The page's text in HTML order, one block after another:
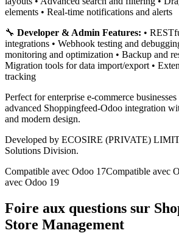
elements • Real-time notifications and alerts
🔧 Developer & Admin Features: •
integrations • Webhook testing and
monitoring and optimization • Backup and
Migration tools for data import/export •
tracking
Perfect for enterprise e-commerce
advanced Shoppingfeed-Odoo integration
and modern design.
Developed by ECOSIRE (PRIVATE)
Solutions Division.
Compatible avec Odoo 17Compatible avec
avec Odoo 19
Foire aux questions sur
Store Management